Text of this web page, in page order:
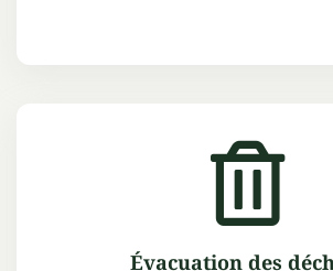
Évacuation des